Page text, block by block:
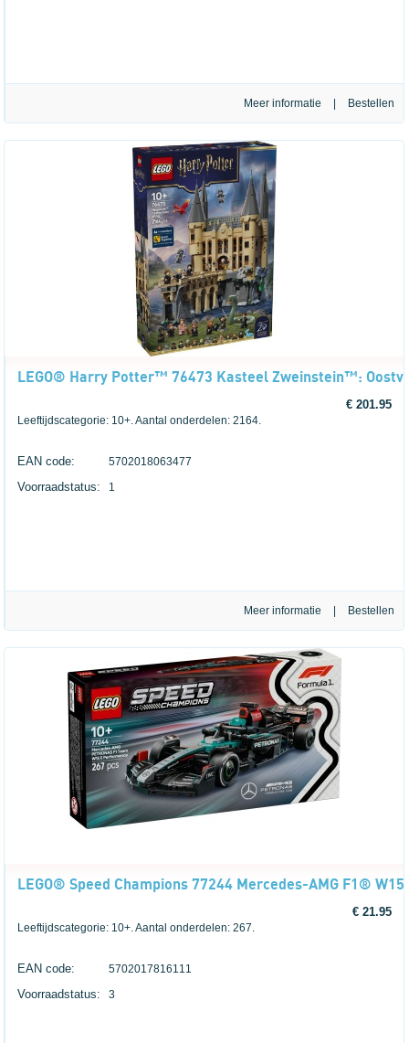
Meer informatie
LEGO® Harry Potter™ 76473 Kasteel Zweinstein™:
€ 201.95
Leeftijdscategorie: 10+. Aantal onderdelen: 2164.
EAN code: 5702018063477
Voorraadstatus: 1
Meer informatie
LEGO® Speed Champions 77244 Mercedes-AMG F1®
€ 21.95
Leeftijdscategorie: 10+. Aantal onderdelen: 267.
EAN code: 5702017816111
Voorraadstatus: 3